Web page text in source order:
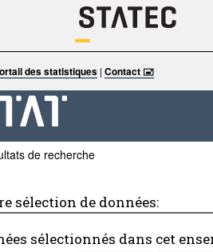
des statistiques| Contact 🖃
de recherche
sélection de données:
sélectionnés dans cet